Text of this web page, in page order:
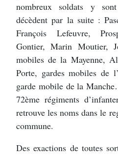
nombreux soldats y
décèdent par la suite :
François Lefeuvre,
Gontier, Marin Moutier,
mobiles de la Mayenne,
Porte, gardes mobiles de
garde mobile de la
72ème régiments
retrouve les noms dans le
commune.
Des exactions de toutes